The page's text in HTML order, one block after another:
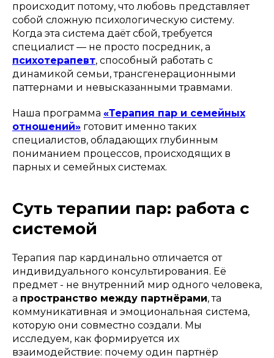
происходит потому, что любовь представляет
собой сложную психологическую систему.
Когда эта система даёт сбой, требуется
специалист — не просто посредник, а
психотерапевт, способный работать с
динамикой семьи, трансгенерационными
паттернами и невысказанными травмами.
Наша программа «Терапия пар и семейных
отношений» готовит именно таких
специалистов, обладающих глубинным
пониманием процессов, происходящих в
парных и семейных системах.
Суть терапии пар: работа с
системой
Терапия пар кардинально отличается от
индивидуального консультирования. Её
предмет - не внутренний мир одного человека,
а пространство между партнёрами, та
коммуникативная и эмоциональная система,
которую они совместно создали. Мы
исследуем, как формируется их
взаимодействие: почему один партнёр